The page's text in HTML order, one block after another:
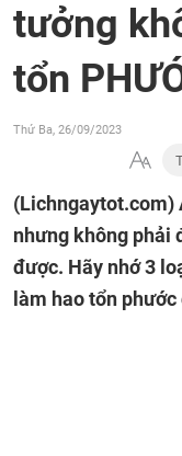
tưởng
tổn
Thứ Ba, 26/09/2023
(Lichngaytot.com)
nhưng không phải
được. Hãy nhớ 3
làm hao tổn